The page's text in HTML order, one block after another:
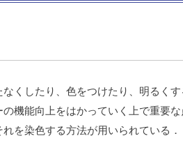
くしたり、色をつけたり、明るく
機能向上をはかっていく上で重要な
を染色する方法が用いられている．